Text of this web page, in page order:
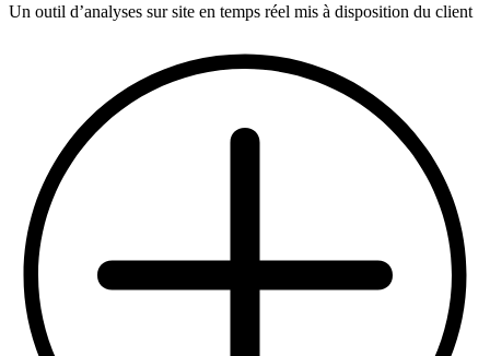
Un outil d’analyses sur site en temps réel mis à disposition du client